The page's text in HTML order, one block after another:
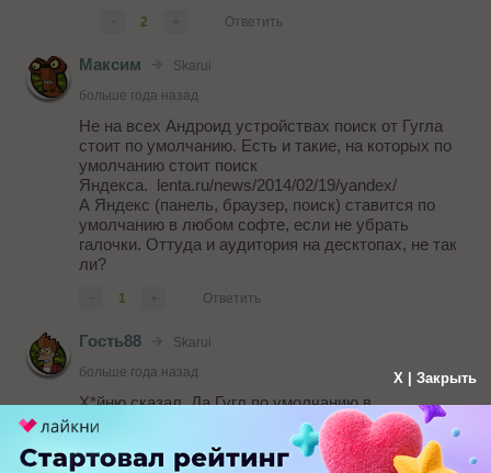
2 Ответить
Максим
Skarui
больше года назад
Не на всех Андроид устройствах поиск от Гугла
стоит по умолчанию. Есть и такие, на которых по
умолчанию стоит поиск
Яндекса. lenta.ru/news/2014/02/19/yandex/
А Яндекс (панель, браузер, поиск) ставится по
умолчанию в любом софте, если не убрать
галочки. Оттуда и аудитория на десктопах, не так
ли?
1 Ответить
Гость88
Skarui
больше года назад
Х*йню сказал. Да Гугл по умолчанию в
устройствах, но это грамотная политика, которая
выстраивалась очень давно, и то что Яндекс
оказался не столь дальновиден - не означает, что
X | Закрыть